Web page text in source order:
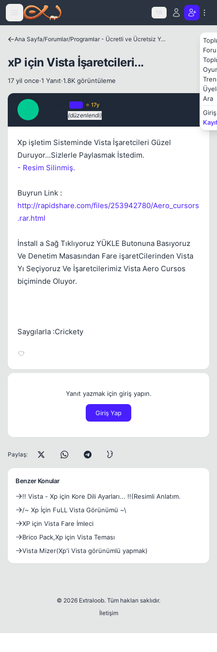
Icerige atla
TR
Ara
Giriş
Ana Sayfa/Forumlar/ Programlar - Ücretli ve Ücretsiz Yazılımlar
xP için Vista İşaretcileri...
17 yil once·1 Yanıt·1.8K görüntüleme
⭐ 17y
(düzenlendi)
Xp işletim Sisteminde Vista İşaretcileri Güzel
Duruyor...Sizlerle Paylasmak İstedim.
- Resim Silinmiş.
Buyrun Link :
http://rapidshare.com/files/253942780/Aero_cursors
.rar.html
İnstall a Sağ Tıklıyoruz YÜKLE Butonuna Basıyoruz
Ve Denetim Masasından Fare işaretCilerinden Vista
Yı Seçiyoruz Ve İşaretcilerimiz Vista Aero Cursos
biçiminde Oluyor.
Saygılarla :Crickety
Kapat
Yanıt yazmak için giriş yapın.
Giriş Yap
Paylaş:
Benzer Konular
!! Vista - Xp için Kore Dili Ayarları... !!(Resimli Anlatım.
/~ Xp İçin FuLL Vista Görünümü ~\
XP için Vista Fare İmleci
Brico Pack,Xp için Vista Teması
Vista Mizer(Xp'i Vista görünümlü yapmak)
© 2026 Extraloob. Tüm hakları saklıdır.
İletişim